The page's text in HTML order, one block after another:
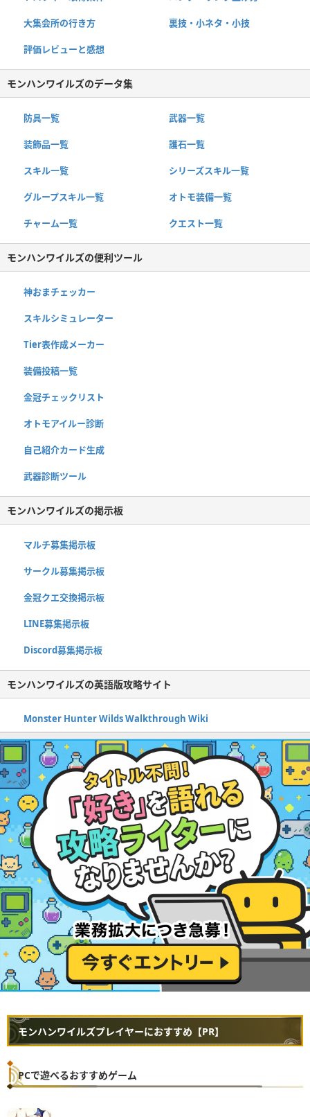
大集会所の行き方 裏技・小ネタ・小技
評価レビューと感想
モンハンワイルズのデータ集
防具一覧 武器一覧
装飾品一覧 護石一覧
スキル一覧 シリーズスキル一覧
グループスキル一覧 オトモ装備一覧
チャーム一覧 クエスト一覧
モンハンワイルズの便利ツール
神おまチェッカー
スキルシミュレーター
Tier表作成メーカー
装備投稿一覧
金冠チェックリスト
オトモアイルー診断
自己紹介カード生成
武器診断ツール
モンハンワイルズの掲示板
マルチ募集掲示板
サークル募集掲示板
金冠クエ交換掲示板
LINE募集掲示板
Discord募集掲示板
モンハンワイルズの英語版攻略サイト
Monster Hunter Wilds Walkthrough Wiki
モンハンワイルズプレイヤーにおすすめ【PR】
PCで遊べるおすすめゲーム